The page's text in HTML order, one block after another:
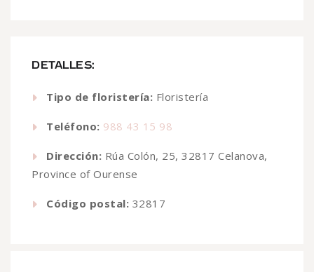
DETALLES:
Tipo de floristería: Floristería
Teléfono: 988 43 15 98
Dirección: Rúa Colón, 25, 32817 Celanova,
Province of Ourense
Código postal: 32817